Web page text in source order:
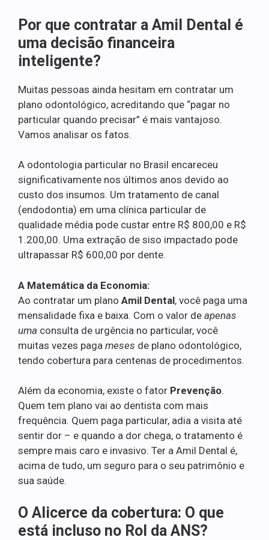
Por que contratar a Amil Dental é
uma decisão financeira
inteligente?
Muitas pessoas ainda hesitam em contratar um
plano odontológico, acreditando que “pagar no
particular quando precisar” é mais vantajoso.
Vamos analisar os fatos.
A odontologia particular no Brasil encareceu
significativamente nos últimos anos devido ao
custo dos insumos. Um tratamento de canal
(endodontia) em uma clínica particular de
qualidade média pode custar entre R$ 800,00 e R$
1.200,00. Uma extração de siso impactado pode
ultrapassar R$ 600,00 por dente.
A Matemática da Economia:
Ao contratar um plano Amil Dental, você paga uma
mensalidade fixa e baixa. Com o valor de apenas
uma consulta de urgência no particular, você
muitas vezes paga meses de plano odontológico,
tendo cobertura para centenas de procedimentos.
Além da economia, existe o fator Prevenção.
Quem tem plano vai ao dentista com mais
frequência. Quem paga particular, adia a visita até
sentir dor – e quando a dor chega, o tratamento é
sempre mais caro e invasivo. Ter a Amil Dental é,
acima de tudo, um seguro para o seu patrimônio e
sua saúde.
O Alicerce da cobertura: O que
está incluso no Rol da ANS?